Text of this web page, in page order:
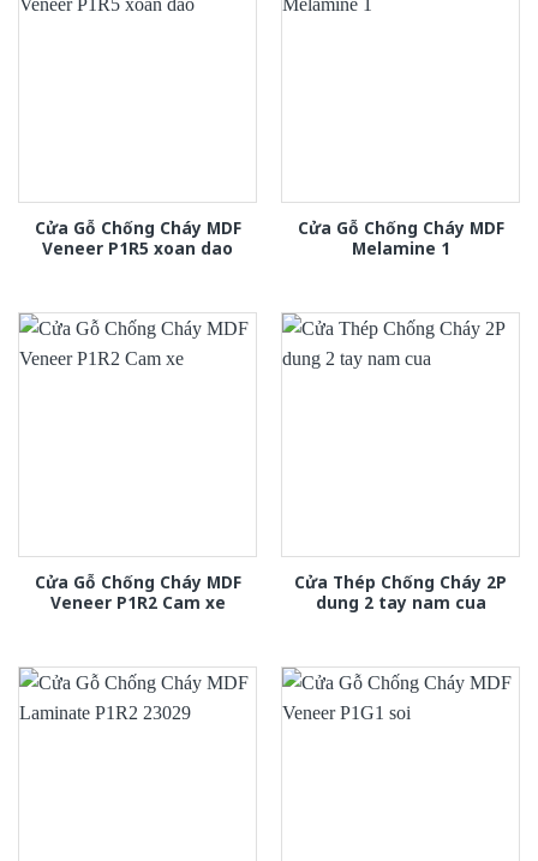
Cửa Gỗ Chống Cháy MDF
Veneer P1R5 xoan dao
Cửa Gỗ Chống Cháy MDF
Melamine 1
Cửa Gỗ Chống Cháy MDF
Veneer P1R2 Cam xe
Cửa Thép Chống Cháy 2P
dung 2 tay nam cua